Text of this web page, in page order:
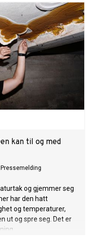
kan til og med
Pressemelding
og gjemmer seg
har den hatt
og temperaturer,
ut og spre seg. Det er